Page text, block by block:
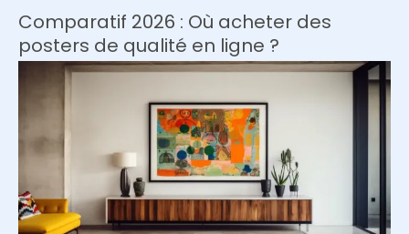
jaunissement
lié
aux
Comparatif 2026 : Où acheter des
posters de qualité en ligne ?